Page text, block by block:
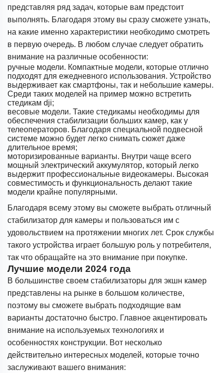
представляя ряд задач, которые вам предстоит
выполнять. Благодаря этому вы сразу сможете узнать,
на какие именно характеристики необходимо смотреть
в первую очередь. В любом случае следует обратить
внимание на различные особенности:
ручные модели. Компактные модели, которые отлично
подходят для ежедневного использования. Устройство
выдерживает как смартфоны, так и небольшие камеры.
Среди таких моделей на пример можно встретить
стедикам dji;
весовые модели. Такие стедикамы необходимы для
обеспечения стабилизации больших камер, как у
телеоператоров. Благодаря специальной подвесной
системе можно будет легко снимать сюжет даже
длительное время;
моторизированные варианты. Внутри чаще всего
мощный электрический аккумулятор, который легко
выдержит профессиональные видеокамеры. Высокая
совместимость и функциональность делают такие
модели крайне популярными.
Благодаря всему этому вы сможете выбрать отличный
стабилизатор для камеры и пользоваться им с
удовольствием на протяжении многих лет. Срок службы
такого устройства играет большую роль у потребителя,
так что обращайте на это внимание при покупке.
Лучшие модели 2024 года
В большинстве своем стабилизаторы для экшн камер
представлены на рынке в большом количестве,
поэтому вы сможете выбрать подходящие вам
варианты достаточно быстро. Главное акцентировать
внимание на используемых технологиях и
особенностях конструкции. Вот несколько
действительно интересных моделей, которые точно
заслуживают вашего внимания: